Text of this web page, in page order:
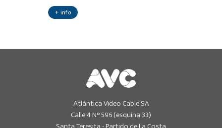
+ info
Atlántica Video Cable SA
Calle 4 N° 596 (esquina 33)